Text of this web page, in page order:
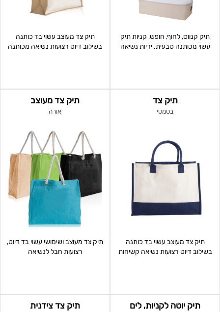
תיק קנווס, לחוף, חופש, קניות תיק
עשוי מכותנה טבעית. ידיות נשיאה
תיק צד מעוצב עשוי בד כותנה
בשילוב דיוט רצועות נשיאה מכותנה
תיק צד
בסמטי
תיק צד מעוצב עשוי בד כותנה
בשילוב דיוט רצועות נשיאה קשיחות
תיק צד מעוצב
אורה
תיק צד מעוצב ושימושי עשוי בד דיוט,
רצועות חבל לנשיאה
תיק יוטה לקניות, לים תיק צד צידנית